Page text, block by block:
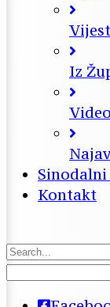
Iz
Video
Kontakt